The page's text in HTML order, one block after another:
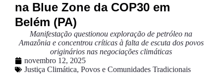
na Blue Zone da COP30 em
Belém (PA)
Manifestação questionou exploração de petróleo na
Amazônia e concentrou críticas à falta de escuta dos povos
originários nas negociações climáticas
novembro 12, 2025
Justiça Climática, Povos e Comunidades Tradicionais